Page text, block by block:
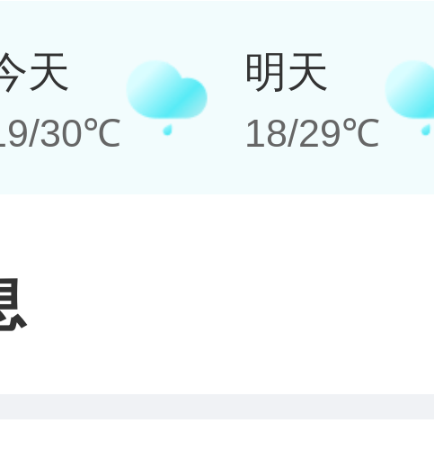
天
30℃
明天
18/29℃